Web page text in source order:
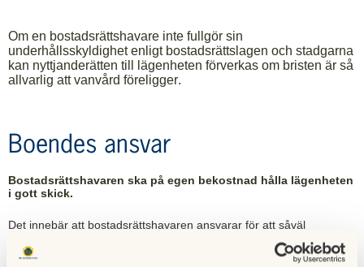
Om en bostadsrättshavare inte fullgör sin
underhållsskyldighet enligt bostadsrättslagen och stadgarna
kan nyttjanderätten till lägenheten förverkas om bristen är så
allvarlig att vanvård föreligger.
Boendes ansvar
Bostadsrättshavaren ska på egen bekostnad hålla lägenheten
i gott skick.
Det innebär att bostadsrättshavaren ansvarar för att såväl
underhålla som reparera lägenheten och att bekosta åtgärderna.